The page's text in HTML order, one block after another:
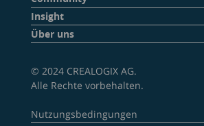
Insight
Über uns
© 2024 CREALOGIX AG.
Alle Rechte vorbehalten.
Nutzungsbedingungen